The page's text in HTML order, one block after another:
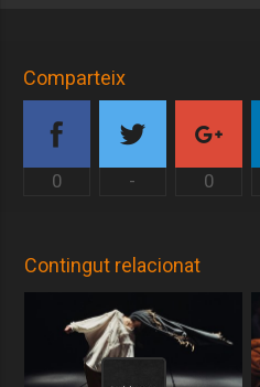
Comparteix
0 - 0
Contingut relacionat